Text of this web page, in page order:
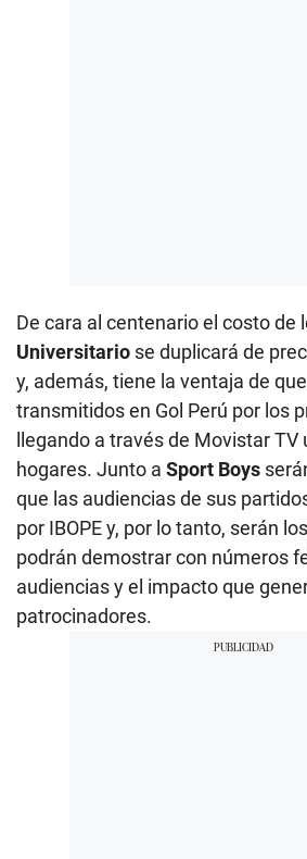
De cara al centenario el costo de
Universitario se duplicará de
y, además, tiene la ventaja de
transmitidos en Gol Perú por los
llegando a través de Movistar TV
hogares. Junto a Sport Boys
que las audiencias de sus
por IBOPE y, por lo tanto, serán
podrán demostrar con números
audiencias y el impacto que
patrocinadores.